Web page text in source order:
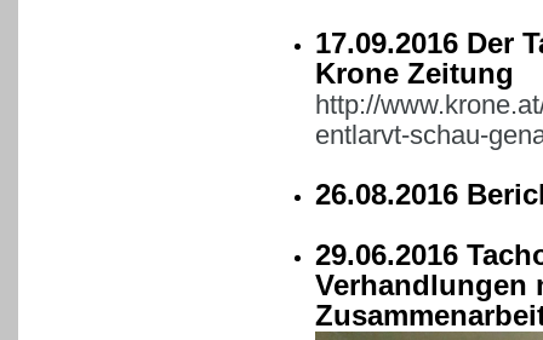
17.09.2016 Der
Krone Zeitung
http://
entlarvt-schau-
26.08.2016
29.06.2016
Verhandlungen